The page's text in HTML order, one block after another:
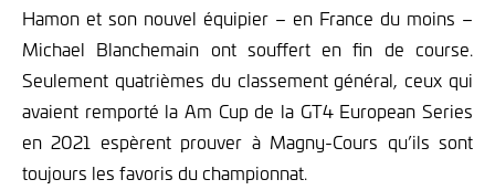
Hamon et son nouvel équipier – en France du moins –
Michael Blanchemain ont souffert en fin de course.
Seulement quatrièmes du classement général, ceux qui
avaient remporté la Am Cup de la GT4 European Series
en 2021 espèrent prouver à Magny-Cours qu’ils sont
toujours les favoris du championnat.